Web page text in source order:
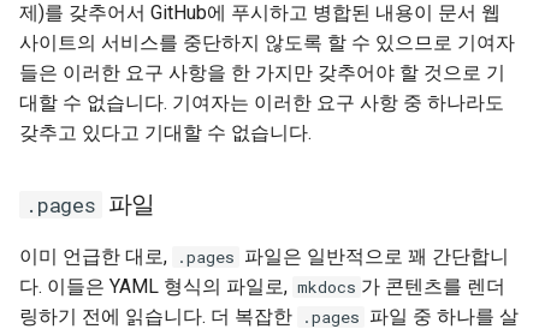
제)를 갖추어서 GitHub에 푸시하고 병합된 내용이 문서 웹
사이트의 서비스를 중단하지 않도록 할 수 있으므로 기여자
들은 이러한 요구 사항을 한 가지만 갖추어야 할 것으로 기
대할 수 없습니다. 기여자는 이러한 요구 사항 중 하나라도
갖추고 있다고 기대할 수 없습니다.
.pages 파일
이미 언급한 대로, .pages 파일은 일반적으로 꽤 간단합니
다. 이들은 YAML 형식의 파일로, mkdocs 가 콘텐츠를 렌더
링하기 전에 읽습니다. 더 복잡한
.pages 파일 중 하나를 살